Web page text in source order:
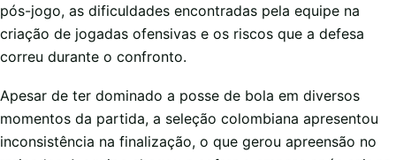
pós-jogo, as dificuldades encontradas pela equipe na
criação de jogadas ofensivas e os riscos que a defesa
correu durante o confronto.
Apesar de ter dominado a posse de bola em diversos
momentos da partida, a seleção colombiana apresentou
inconsistência na finalização, o que gerou apreensão no